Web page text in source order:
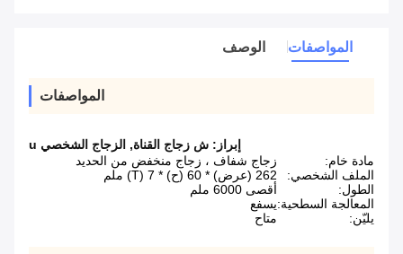
المواصفات الوصف
المواصفات
إبراز: ش زجاج القناة, الزجاج الشخصي u
مادة خام:
زجاج شفاف ، زجاج منخفض من الحديد
الملف الشخصي:
262 (عرض) * 60 (ح) * 7 (T) ملم
الطول:
أقصى 6000 ملم
المعالجة السطحية:يسفع
يليّن:
متاح